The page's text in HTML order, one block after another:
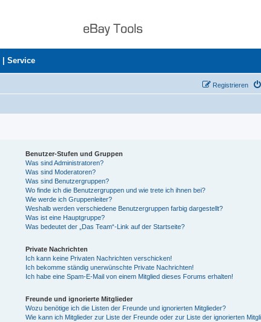
Service
Registrieren
Benutzer-Stufen und Gruppen
Was sind Administratoren?
Was sind Moderatoren?
Was sind Benutzergruppen?
Wo finde ich die Benutzergruppen und wie trete ich ihnen bei?
Wie werde ich Gruppenleiter?
Weshalb werden verschiedene Benutzergruppen farbig dargestellt?
Was ist eine Hauptgruppe?
Was bedeutet der „Das Team“-Link auf der Startseite?
Private Nachrichten
Ich kann keine Privaten Nachrichten verschicken!
Ich bekomme ständig unerwünschte Private Nachrichten!
Ich habe eine Spam-E-Mail von einem Mitglied dieses Forums erhalten!
Freunde und ignorierte Mitglieder
Wozu benötige ich die Listen der Freunde und ignorierten Mitglieder?
Wie kann ich Mitglieder zur Liste der Freunde oder zur Liste der ignorierten